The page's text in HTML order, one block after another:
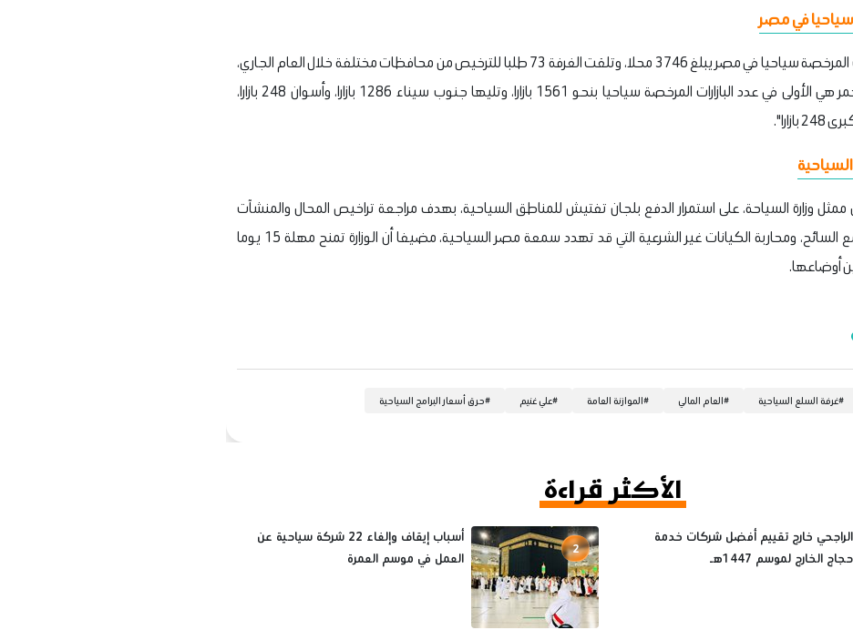
سياحيا في مصر
وأكد غنيم، أن عدد البازارات المرخصة سياحيا في مصر يبلغ 3746 محلا، وتلقت الغرفة 73 طلبا للترخيص من محافظات مختلفة خلال العام الجاري،
وتابع: "محافظة البحر الأحمر هي الأولى في عدد البازارات المرخصة سياحيا بنحو 1561 بازارا، وتليها جنوب سيناء 1286 بازارا، وأسوان 248 بازارا،
وزارة السياحة، على استمرار الدفع بلجان تفتيش للمناطق السياحية، بهدف مراجعة تراخيص المحال والمنشآت
المتعاملة بشكل مباشر مع السائح، ومحاربة الكيانات غير الشرعية التي قد تهدد سمعة مصر السياحية، مضيفا أن الوزارة تمنح مهلة 15 يوما
أوضاعها.
#غرفة السلع السياحية #العام المالي #الموازنة العامة #علي غنيم #حرق أسعار البرامج السياحية
الأكثر قراءة
الراجحي خارج تقييم أفضل شركات خدمة
حجاج الخارج لموسم 1447هـ
2
أسباب إيقاف وإلغاء 22 شركة سياحية عن
العمل في موسم العمرة